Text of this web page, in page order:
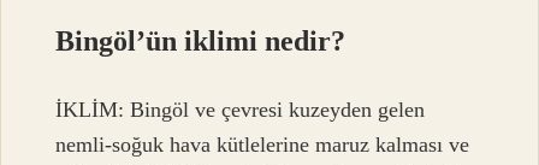
Bingöl’ün iklimi nedir?
İKLİM: Bingöl ve çevresi kuzeyden gelen
nemli-soğuk hava kütlelerine maruz kalması ve